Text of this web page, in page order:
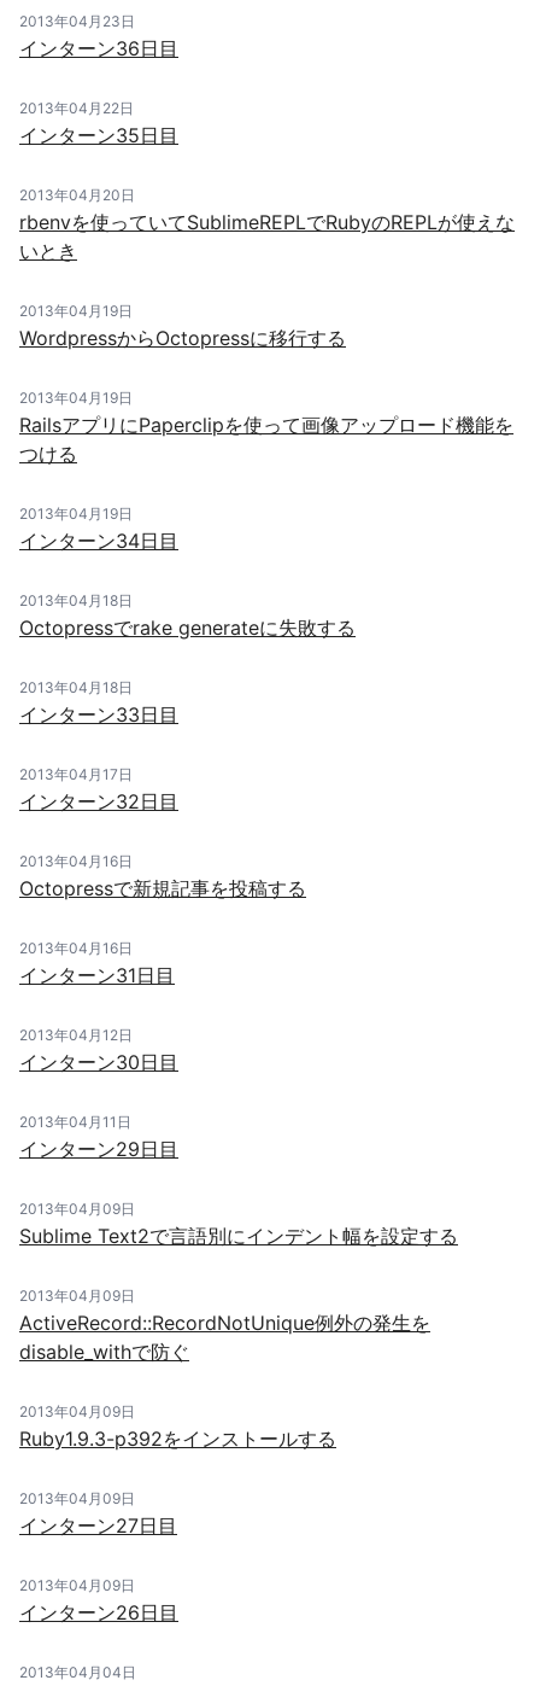
2013年04月23日
インターン36日目
2013年04月22日
インターン35日目
2013年04月20日
rbenvを使っていてSublimeREPLでRubyのREPLが使えな
いとき
2013年04月19日
WordpressからOctopressに移行する
2013年04月19日
RailsアプリにPaperclipを使って画像アップロード機能を
つける
2013年04月19日
インターン34日目
2013年04月18日
Octopressでrake generateに失敗する
2013年04月18日
インターン33日目
2013年04月17日
インターン32日目
2013年04月16日
Octopressで新規記事を投稿する
2013年04月16日
インターン31日目
2013年04月12日
インターン30日目
2013年04月11日
インターン29日目
2013年04月09日
Sublime Text2で言語別にインデント幅を設定する
2013年04月09日
ActiveRecord::RecordNotUnique例外の発生を
disable_withで防ぐ
2013年04月09日
Ruby1.9.3-p392をインストールする
2013年04月09日
インターン27日目
2013年04月09日
インターン26日目
2013年04月04日